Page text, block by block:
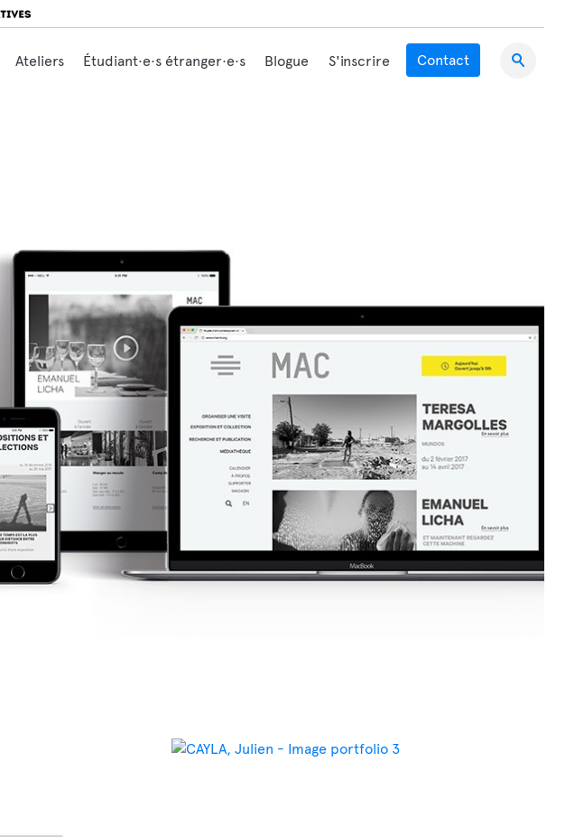
Ateliers Étudiant·e·s étranger·e·s Blogue S'inscrire Contact
Search for: